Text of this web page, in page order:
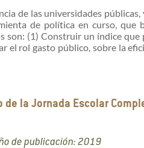
de las universidades
de política en curso, que
son: (1) Construir un índice
el rol gasto público, sobre la
la Jornada Escolar
de publicación: 2019